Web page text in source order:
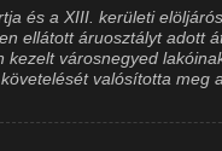
és a XIII. kerületi
ellátott áruosztályt adott
kezelt városnegyed
valósította meg